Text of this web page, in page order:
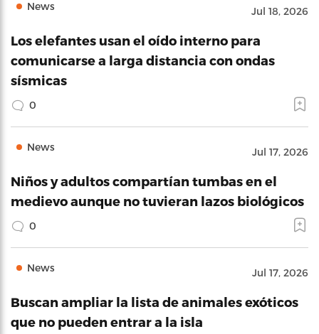
News Jul 18, 2026
Los elefantes usan el oído interno para
comunicarse a larga distancia con ondas
sísmicas
0
News Jul 17, 2026
Niños y adultos compartían tumbas en el
medievo aunque no tuvieran lazos biológicos
0
News Jul 17, 2026
Buscan ampliar la lista de animales exóticos
que no pueden entrar a la isla